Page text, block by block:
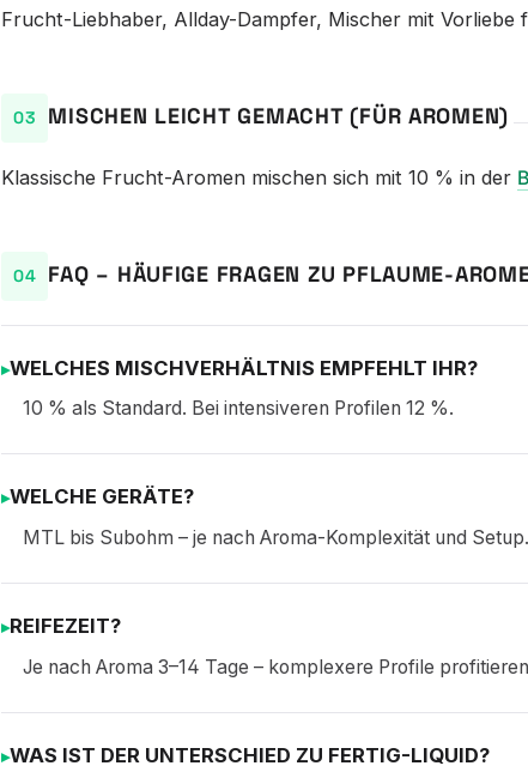
Frucht-Liebhaber, Allday-Dampfer, Mischer mit
MISCHEN LEICHT GEMACHT (FÜR AROMEN)
Klassische Frucht-Aromen mischen sich mit 10 % in der
FAQ – HÄUFIGE FRAGEN ZU PFLAUME-
WELCHES MISCHVERHÄLTNIS EMPFEHLT IHR?
10 % als Standard. Bei intensiveren Profilen 12 %.
WELCHE GERÄTE?
MTL bis Subohm – je nach Aroma-Komplexität und Setup.
REIFEZEIT?
Je nach Aroma 3–14 Tage – komplexere Profile
WAS IST DER UNTERSCHIED ZU FERTIG-LIQUID?